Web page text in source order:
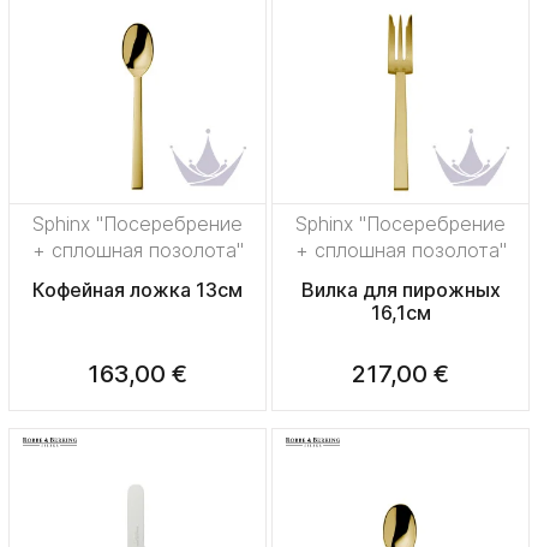
Sphinx "Посеребрение
+ сплошная позолота"
Кофейная ложка 13см
163,00 €
Sphinx "Посеребрение
+ сплошная позолота"
Вилка для пирожных
16,1см
217,00 €